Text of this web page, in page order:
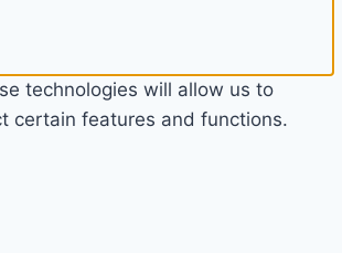
technologies will allow us to
certain features and functions.